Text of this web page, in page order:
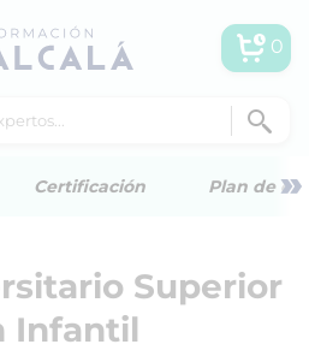
0
Certificación Plan de »
Superior
Infantil